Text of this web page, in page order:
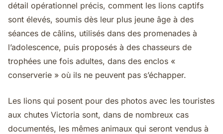
détail opérationnel précis, comment les lions captifs
sont élevés, soumis dès leur plus jeune âge à des
séances de câlins, utilisés dans des promenades à
l’adolescence, puis proposés à des chasseurs de
trophées une fois adultes, dans des enclos «
conserverie » où ils ne peuvent pas s’échapper.
Les lions qui posent pour des photos avec les touristes
aux chutes Victoria sont, dans de nombreux cas
documentés, les mêmes animaux qui seront vendus à